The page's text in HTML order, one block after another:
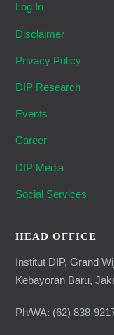
Log In
Disclaimer
Privacy Policy
DIP Research
Events
Career
DIP Media
Social Services
HEAD OFFICE
Institut DIP, Grand
Kebayoran Baru,
Ph/WA: (62) 838-